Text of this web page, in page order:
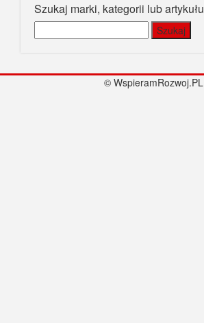
Szukaj marki, kategorii lub artykułu
© WspieramRozwoj.PL